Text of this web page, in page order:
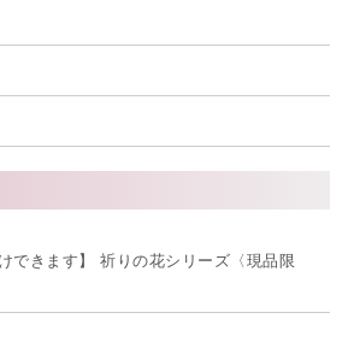
できます】 祈りの花シリーズ〈現品限